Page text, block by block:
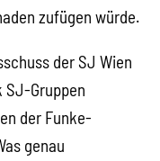
zufügen würde.
der SJ Wien
SJ-Gruppen
der Funke-
genau